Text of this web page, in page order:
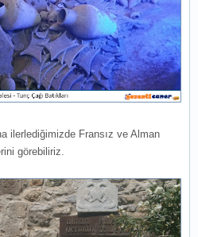
ilerlediğimizde Fransız ve Alman
görebiliriz.